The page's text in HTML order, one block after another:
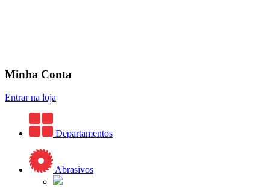
Minha Conta
Entrar na loja
Departamentos
Abrasivos